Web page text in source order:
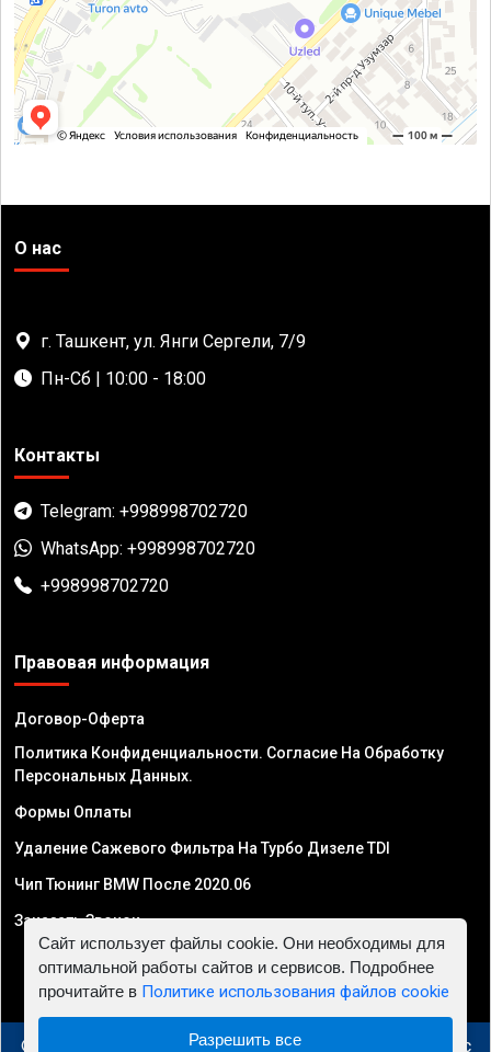
О нас
г. Ташкент, ул. Янги Сергели, 7/9
Пн-Сб | 10:00 - 18:00
Контакты
Telegram: +998998702720
WhatsApp: +998998702720
+998998702720
Правовая информация
Договор-Оферта
Политика Конфиденциальности. Согласие На Обработку
Персональных Данных.
Формы Оплаты
Удаление Сажевого Фильтра На Турбо Дизеле TDI
Чип Тюнинг BMW После 2020.06
Заказать Звонок
© 2010 - 2026 Чип тюнинг в Узбекистане - Автосервис
Сайт использует файлы cookie. Они необходимы для
оптимальной работы сайтов и сервисов. Подробнее
прочитайте в Политике использования файлов cookie
Разрешить все